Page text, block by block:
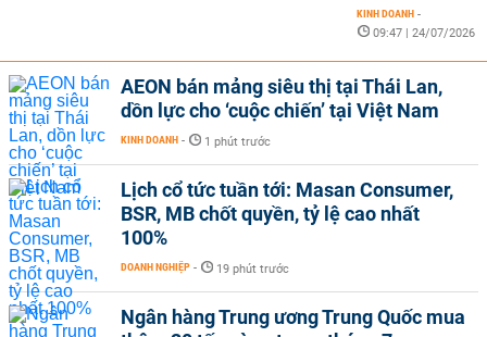
KINH DOANH -
09:47 | 24/07/2026
AEON bán mảng siêu thị tại Thái Lan,
dồn lực cho ‘cuộc chiến’ tại Việt Nam
KINH DOANH - 1 phút trước
Lịch cổ tức tuần tới: Masan Consumer,
BSR, MB chốt quyền, tỷ lệ cao nhất
100%
DOANH NGHIỆP - 19 phút trước
Ngân hàng Trung ương Trung Quốc mua